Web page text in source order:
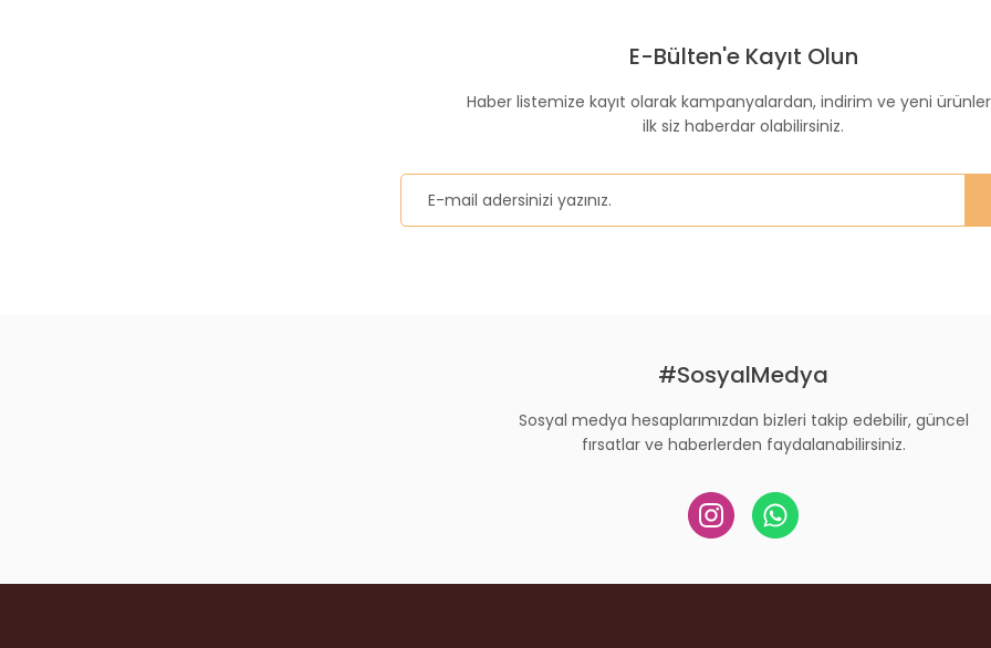
E-Bülten'e Kayıt Olun
Haber listemize kayıt olarak kampanyalardan, indirim ve yeni
ilk siz haberdar olabilirsiniz.
#SosyalMedya
Sosyal medya hesaplarımızdan bizleri takip edebilir, güncel
fırsatlar ve haberlerden faydalanabilirsiniz.